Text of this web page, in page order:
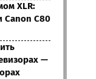
XLR:
Canon C80
—